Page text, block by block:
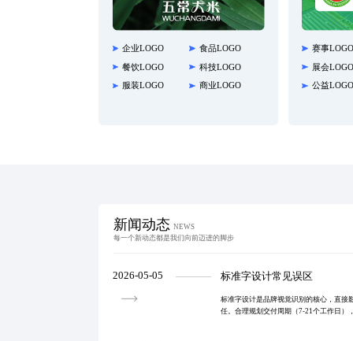
企业LOGO
食品LOGO
餐饮LOGO
科技LOGO
服装LOGO
商业LOGO
赛事LOGO
展会LOGO
公益LOGO
新闻动态 NEWS
每一个新动态都是我们向前迈进的脚步
2026-05-05 标准字设计常见误区
标准字设计是品牌视觉识别的核心，直接
任。合理规划交付周期（7-21个工作日）